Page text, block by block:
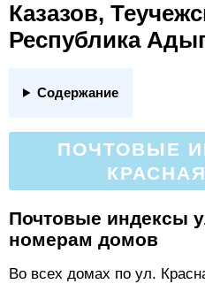
Казазов,
Республика
Содержание
ПОЧТОВЫЕ
Почтовые индексы
номерам домов
Во всех домах по ул.